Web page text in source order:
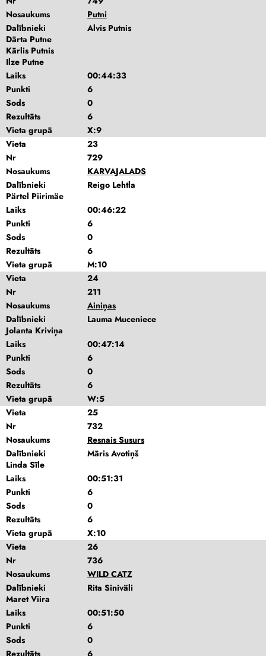
Nosaukums
Putni
Dalībnieki
Alvis Putnis
Dārta Putne
Kārlis Putnis
Ilze Putne
Laiks
00:44:33
Punkti
6
Sods
0
Rezultāts
6
Vieta grupā
X:9
Vieta
23
Nr
729
Nosaukums
KARVAJALADS
Dalībnieki
Reigo Lehtla
Pärtel Piirimäe
Laiks
00:46:22
Punkti
6
Sods
0
Rezultāts
6
Vieta grupā
M:10
Vieta
24
Nr
211
Nosaukums
Ainiņas
Dalībnieki
Lauma Muceniece
Jolanta Kriviņa
Laiks
00:47:14
Punkti
6
Sods
0
Rezultāts
6
Vieta grupā
W:5
Vieta
25
Nr
732
Nosaukums
Resnais Susurs
Dalībnieki
Māris Avotiņš
Linda Sīle
Laiks
00:51:31
Punkti
6
Sods
0
Rezultāts
6
Vieta grupā
X:10
Vieta
26
Nr
736
Nosaukums
WILD CATZ
Dalībnieki
Rita Siniväli
Maret Viira
Laiks
00:51:50
Punkti
6
Sods
0
Rezultāts
6